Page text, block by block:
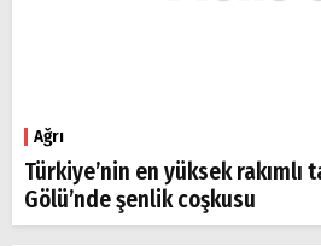
Ağrı
Türkiye’nin en yüksek rakımlı
Gölü’nde şenlik coşkusu